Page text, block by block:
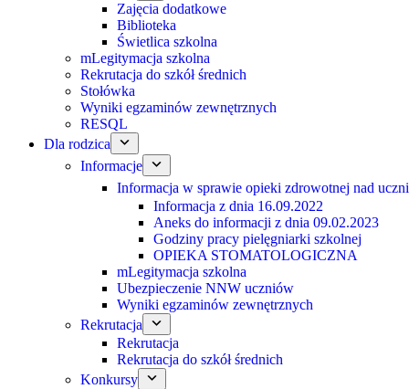
Zajęcia dodatkowe
Biblioteka
Świetlica szkolna
mLegitymacja szkolna
Rekrutacja do szkół średnich
Stołówka
Wyniki egzaminów zewnętrznych
RESQL
Dla rodzica
Informacje
Informacja w sprawie opieki zdrowotnej nad
Informacja z dnia 16.09.2022
Aneks do informacji z dnia 09.02.2023
Godziny pracy pielęgniarki szkolnej
OPIEKA STOMATOLOGICZNA
mLegitymacja szkolna
Ubezpieczenie NNW uczniów
Wyniki egzaminów zewnętrznych
Rekrutacja
Rekrutacja
Rekrutacja do szkół średnich
Konkursy